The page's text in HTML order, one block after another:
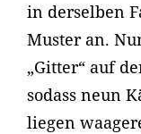
in derselben
Muster an.
„Gitter“ auf
sodass neun
liegen